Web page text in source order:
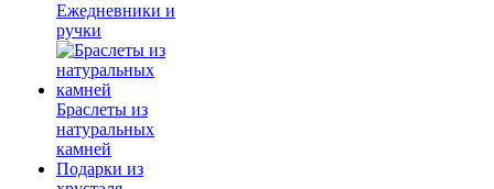
Ежедневники и
ручки
Браслеты из
натуральных
камней
Подарки из